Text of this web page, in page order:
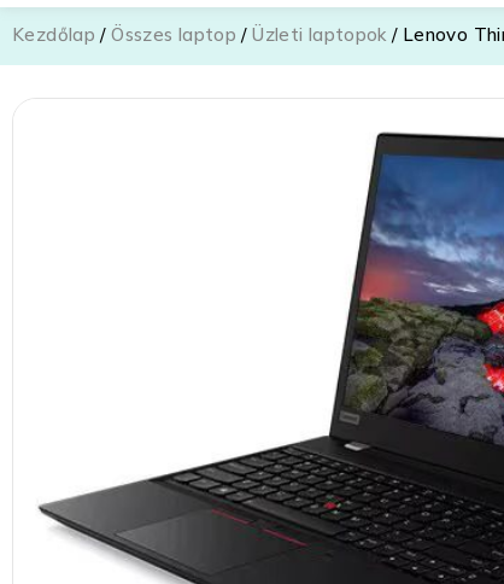
Kezdőlap /Összes laptop /Üzleti laptopok / Lenovo